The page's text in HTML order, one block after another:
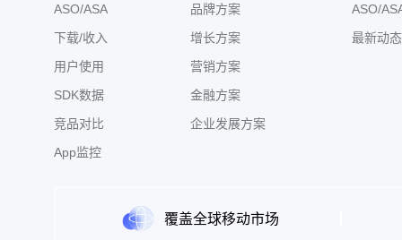
ASO/ASA
下载/收入
用户使用
SDK数据
竞品对比
App监控
品牌方案
增长方案
营销方案
金融方案
企业发展方案
ASO/
最新动态
覆盖全球移动市场